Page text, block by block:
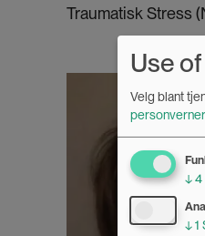
Traumatisk Stress
Use
Velg blant
↓4
↓1